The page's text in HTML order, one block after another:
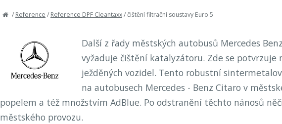
/Reference /Reference DPF Cleantaxx/čištění filtrační soustavy Euro 5
Další z řady městských autobusů Mercedes
vyžaduje čištění katalyzátoru. Zde se
ježděných vozidel. Tento robustní
na autobusech Mercedes - Benz Citaro v
popelem a též množstvím AdBlue. Po odstranění těchto nánosů
městského provozu.